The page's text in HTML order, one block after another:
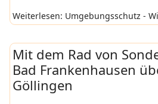
Weiterlesen: Umgebungsschutz -
Mit dem Rad von
Bad Frankenhausen
Göllingen